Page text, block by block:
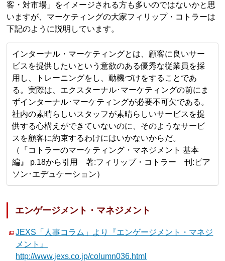
客・対市場」をイメージされる方も多いのではないかと思
いますが、マーケティングの大家フィリップ・コトラーは
下記のように説明しています。
インターナル・マーケティングとは、顧客に良いサー
ビスを提供したいという意欲のある優秀な従業員を採
用し、トレーニングをし、動機づけをすることであ
る。実際は、エクスターナル･マーケティングの前にま
ずインターナル･マーケティングが必要不可欠である。
社内の素晴らしいスタッフが素晴らしいサービスを提
供する心構えができていないのに、そのようなサービ
スを顧客に約束するわけにはいかないからだ。
（『コトラーのマーケティング・マネジメント 基本
編』 p.18から引用 著:フィリップ・コトラー 刊:ピア
ソン･エデュケーション）
エンゲージメント・マネジメント
JEXS「人事コラム」より『エンゲージメント・マネジ
メント』
http://www.jexs.co.jp/column036.html